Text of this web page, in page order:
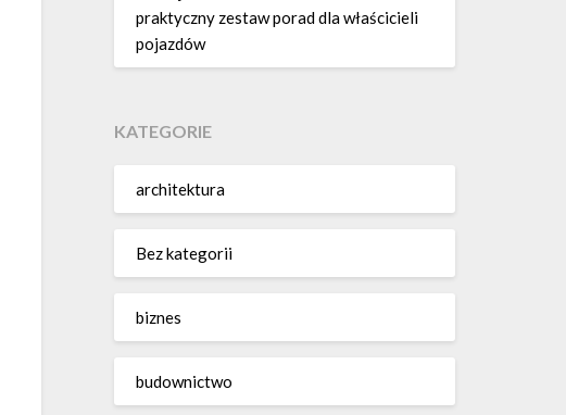
praktyczny zestaw porad dla właścicieli
pojazdów
KATEGORIE
architektura
Bez kategorii
biznes
budownictwo